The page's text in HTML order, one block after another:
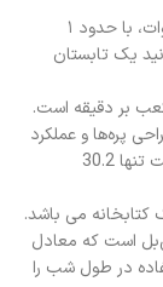
این پنکه در حالت کمترین سرعت، تنها با مصرف ۱.۴ وات، با حدود ۱
یک تابستان
است، طراحی پره‌ها و عملکرد
بی‌صدا باعث شده که این پنکه در حالت کمترین سرعت تنها 30.2
کتابخانه می باشد.
سطح، صدای تولیدی تنها 55.8 دسی‌بل است که معادل
در طول شب را